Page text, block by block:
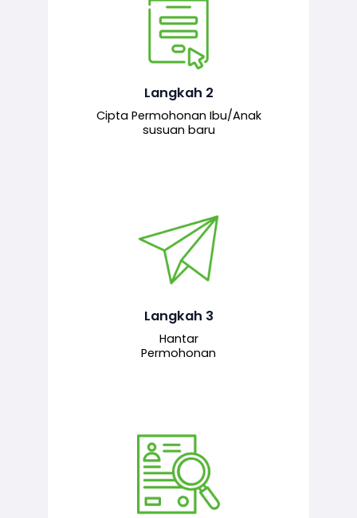
Langkah 2
Cipta Permohonan Ibu/Anak
susuan baru
Pemohon mengisi borang
permohonan bagi pendaftaran
baharu melalui sistem.
Langkah 3
Hantar
Permohonan
Permohonan yang lengkap dihantar
untuk proses semakan dan
bertanggungjawab.
Pegawai penyemak menyemak
maklumat yang dikemukakan. Jika
semua maklumat adalah lengkap dan